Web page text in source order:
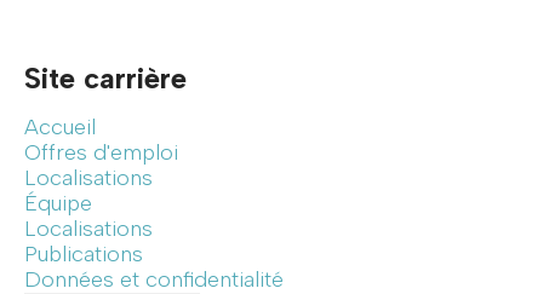
Site carrière
Accueil
Offres d'emploi
Localisations
Équipe
Localisations
Publications
Données et confidentialité